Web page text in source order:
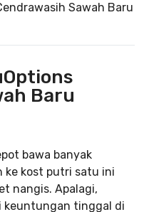
Sawah Baru
Baru
bawa banyak
ke kost putri satu ini
nangis. Apalagi,
keuntungan tinggal di